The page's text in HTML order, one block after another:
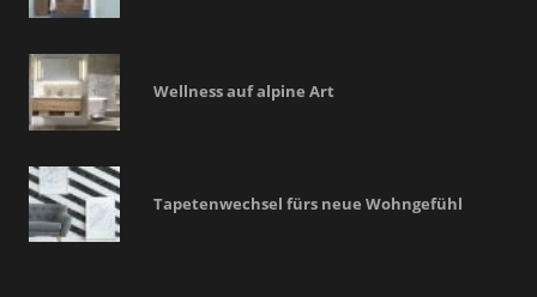
Wellness auf alpine Art
Tapetenwechsel fürs neue Wohngefühl